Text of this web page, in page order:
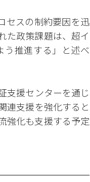
セスの制約要因を迅
た政策課題は、超イ
う推進する」と述べ
支援センターを通じ
連支援を強化すると
強化も支援する予定